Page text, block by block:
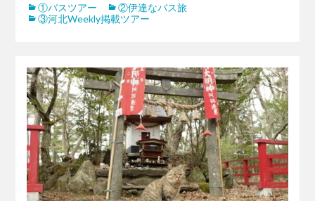
①バスツアー
②伊達なバス旅
③河北Weekly掲載ツアー